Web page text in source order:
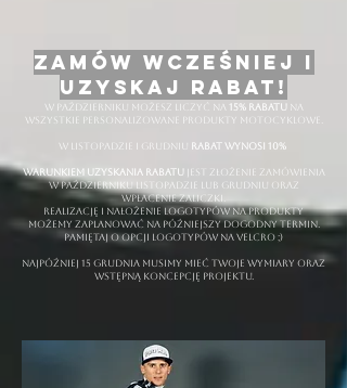
zamów wcześniej i
uzyskaj rabat!
w październiku możesz liczyć na 15% rabatu
na
wszystkie personalizowane produkty motocyklowe.
w listopadzie i grudniu rabat wynosi 10%
warunkiem uzyskania rabatu
jest złożenie zamówienia
w październiku listopadzie lub grudniu oraz
wpłacenie zaliczki.
realizację i nałożenie logotypów na produkty
możemy zaplanować na późniejszy dogodny termin.
pamiętaj o opcji logotypów na velcro ;)
najpóźniej 15 grudnia musimy mieć twoje wymiary oraz
wstępną koncepcję projektu.